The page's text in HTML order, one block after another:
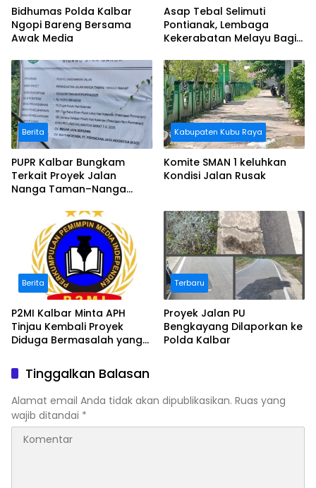
Bidhumas Polda Kalbar
Ngopi Bareng Bersama
Awak Media
Asap Tebal Selimuti
Pontianak, Lembaga
Kekerabatan Melayu Bagi
Berita
PUPR Kalbar Bungkam
Terkait Proyek Jalan
Nanga Taman–Nanga
Bermasalah
Kabupaten Kubu Raya
Komite SMAN 1 keluhkan
Kondisi Jalan Rusak
Berita
P2MI Kalbar Minta APH
Tinjau Kembali Proyek
Diduga Bermasalah yang
Terbaru
Proyek Jalan PU
Bengkayang Dilaporkan ke
Polda Kalbar
Tinggalkan Balasan
Alamat email Anda tidak akan dipublikasikan. Ruas yang
wajib ditandai *